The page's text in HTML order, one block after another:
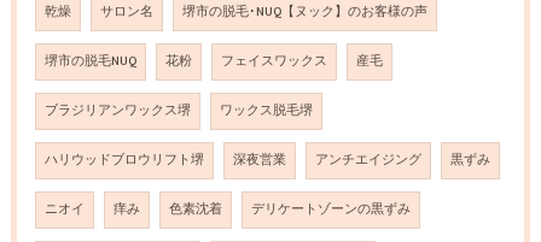
乾燥 サロン名 堺市の脱毛･NUQ【ヌック】のお客様の声
堺市の脱毛NUQ 花粉 フェイスワックス 産毛
ブラジリアンワックス堺 ワックス脱毛堺
ハリウッドブロウリフト堺 深夜営業 アンチエイジング 黒ずみ
ニオイ 痒み 色素沈着 デリケートゾーンの黒ずみ